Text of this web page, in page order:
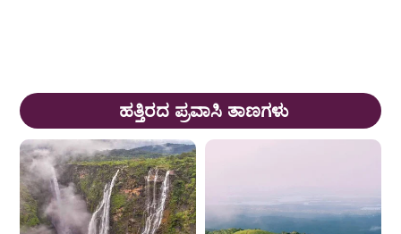
ಹತ್ತಿರದ ಪ್ರವಾಸಿ ತಾಣಗಳು